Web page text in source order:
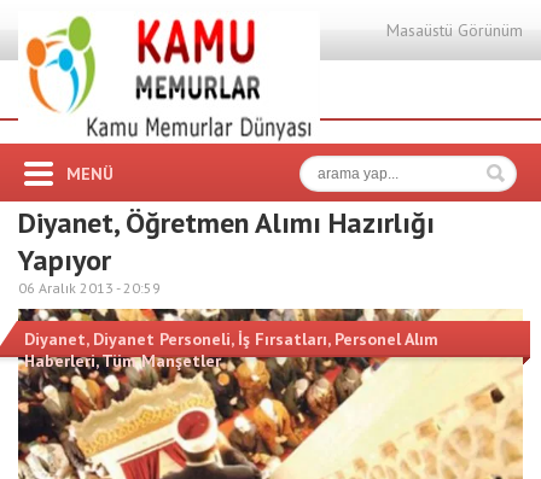
Masaüstü Görünüm
MENÜ
Diyanet, Öğretmen Alımı Hazırlığı
Yapıyor
06 Aralık 2013 -20:59
Diyanet, Diyanet Personeli, İş Fırsatları, Personel Alım
Haberleri,Tüm Manşetler